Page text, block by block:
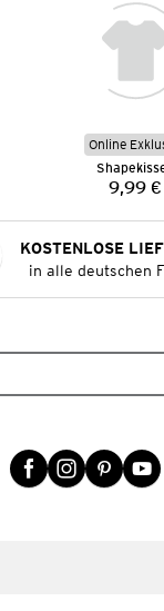
Online
9,99 €
KOSTENLOSE
in alle deutschen